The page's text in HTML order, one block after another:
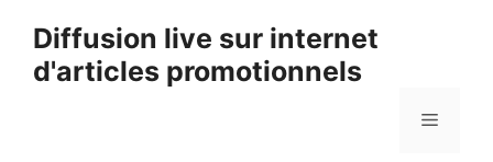
contenu
Diffusion live sur internet
d'articles promotionnels
Menu